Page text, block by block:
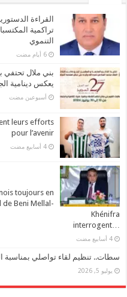
القراءة
تراكمية
التنموي
‏6 أيام مضت
بني ملال تحتفي
يعكس دينامية
‏أسبوعين مضت
leurs efforts
pour l’avenir
‏4 أسابيع مضت
toujours en
de Beni Mellal-
Khénifra
…interrogent
‏4 أسابيع مضت
سطات.. تنظيم لقاء تواصلي بمناسبة
يوليو 5, 2026